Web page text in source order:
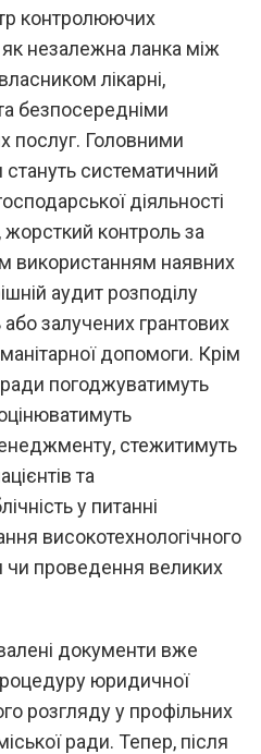
контролюючих
незалежна ланка між
лікарні,
безпосередніми
послуг. Головними
систематичний
діяльності
жорсткий контроль за
використанням наявних
аудит розподілу
залучених грантових
допомоги. Крім
погоджуватимуть
стежитимуть
та
у питанні
високотехнологічного
проведення великих
документи вже
юридичної
розгляду у профільних
ради. Тепер, після